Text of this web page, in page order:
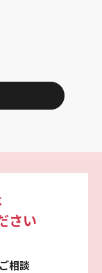
さい
相談